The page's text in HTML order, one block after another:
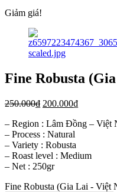
Giảm giá!
Fine Robusta
250.000₫ 200.000₫
– Region : Lâm Đồng – Việt
– Process : Natural
– Variety : Robusta
– Roast level : Medium
– Net : 250gr
Fine Robusta (Gia Lai - Việt